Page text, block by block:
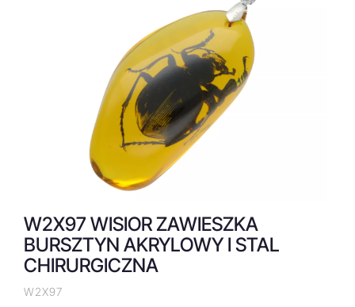
W2X97 WISIOR ZAWIESZKA
BURSZTYN AKRYLOWY I STAL
CHIRURGICZNA
W2X97